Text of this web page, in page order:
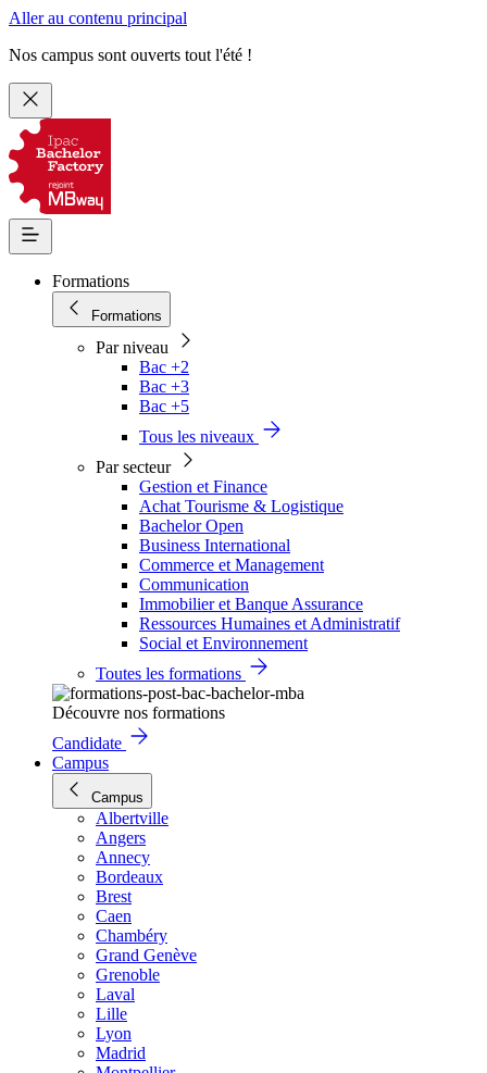
Aller au contenu principal
Nos campus sont ouverts tout l'été !
Formations
Formations
Par niveau
Bac +2
Bac +3
Bac +5
Tous les niveaux
Par secteur
Gestion et Finance
Achat Tourisme & Logistique
Bachelor Open
Business International
Commerce et Management
Communication
Immobilier et Banque Assurance
Ressources Humaines et Administratif
Social et Environnement
Toutes les formations
Découvre nos formations
Candidate
Campus
Campus
Albertville
Angers
Annecy
Bordeaux
Brest
Caen
Chambéry
Grand Genève
Grenoble
Laval
Lille
Lyon
Madrid